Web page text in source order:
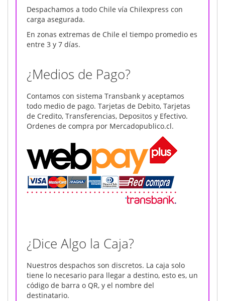
Despachamos a todo Chile vía Chilexpress con
carga asegurada.
En zonas extremas de Chile el tiempo promedio es
entre 3 y 7 días.
¿Medios de Pago?
Contamos con sistema Transbank y aceptamos
todo medio de pago. Tarjetas de Debito, Tarjetas
de Credito, Transferencias, Depositos y Efectivo.
Ordenes de compra por Mercadopublico.cl.
¿Dice Algo la Caja?
Nuestros despachos son discretos. La caja solo
tiene lo necesario para llegar a destino, esto es, un
código de barra o QR, y el nombre del
destinatario.